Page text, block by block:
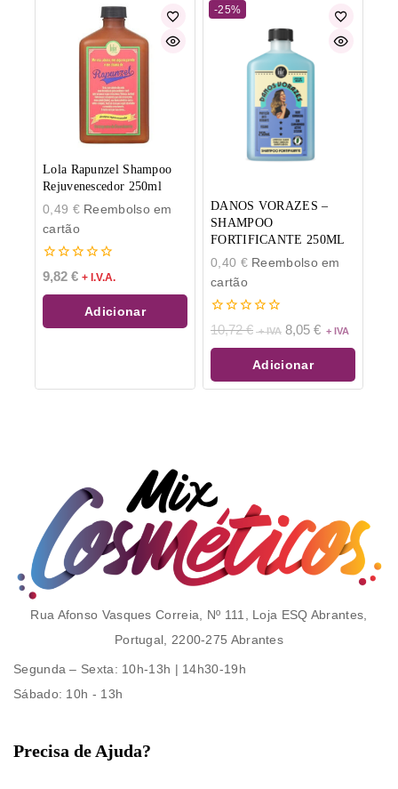
Lola Rapunzel Shampoo
Rejuvenescedor 250ml
0,49 €Reembolso em
cartão
0
de
5
9,82 € + I.V.A.
Adicionar
-25%
DANOS VORAZES –
SHAMPOO
FORTIFICANTE 250ML
0,40 €Reembolso em
cartão
0
de
5
10,72€ 8,05 €
Adicionar
Rua Afonso Vasques Correia, Nº 111, Loja ESQ Abrantes,
Portugal, 2200-275 Abrantes
Segunda – Sexta: 10h-13h | 14h30-19h
Sábado: 10h - 13h
Precisa de Ajuda?